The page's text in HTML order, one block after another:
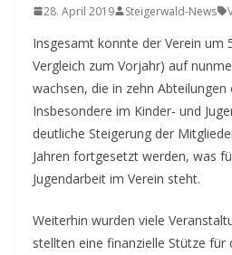
28. April 2019 Steigerwald-News
Insgesamt konnte der Verein um
Vergleich zum Vorjahr) auf
wachsen, die in zehn Abteilungen
Insbesondere im Kinder- und
deutliche Steigerung der
Jahren fortgesetzt werden, was
Jugendarbeit im Verein steht.
Weiterhin wurden viele
stellten eine finanzielle Stütze für